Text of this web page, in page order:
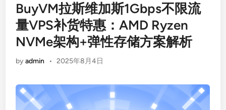
BuyVM拉斯维加斯1Gbps不限流
量VPS补货特惠：AMD Ryzen
NVMe架构+弹性存储方案解析
byadmin • 2025年8月4日